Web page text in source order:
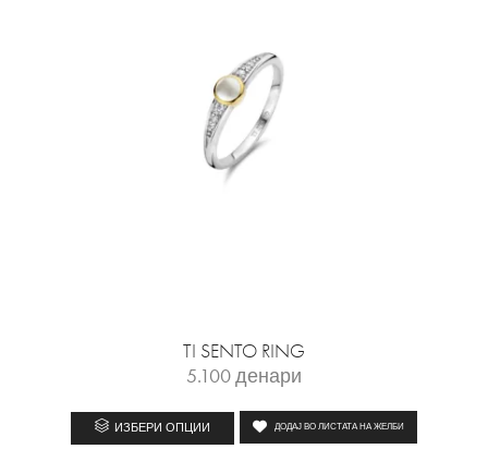
TI SENTO RING
5.100денари
ИЗБЕРИ ОПЦИИ ДОДАЈ ВО ЛИСТАТА НА ЖЕЛБИ